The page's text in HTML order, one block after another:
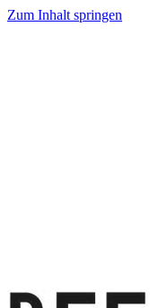
Zum Inhalt springen